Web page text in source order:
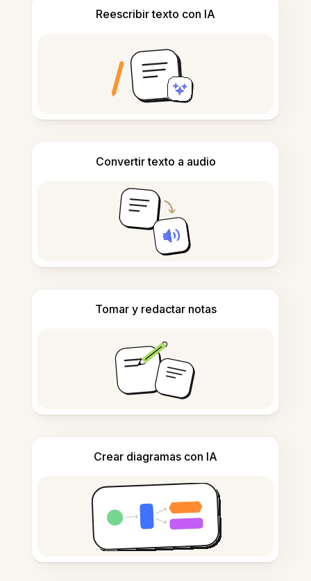
Reescribir texto con IA
Convertir texto a audio
Tomar y redactar notas
Crear diagramas con IA